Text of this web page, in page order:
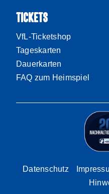
TICKETS
VfL-Ticketshop
Tageskarten
Dauerkarten
FAQ zum Heimspiel
Datenschutz